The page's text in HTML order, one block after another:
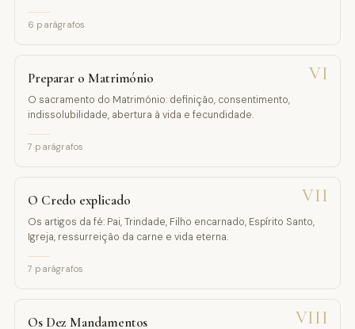
6 parágrafos
VI
Preparar o Matrimónio
O sacramento do Matrimónio: definição, consentimento,
indissolubilidade, abertura à vida e fecundidade.
7 parágrafos
VII
O Credo explicado
Os artigos da fé: Pai, Trindade, Filho encarnado, Espírito Santo,
Igreja, ressurreição da carne e vida eterna.
7 parágrafos
VIII
Os Dez Mandamentos